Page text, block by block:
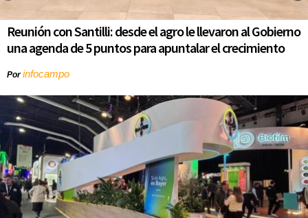
Reunión con Santilli: desde el agro le llevaron al Gobierno
una agenda de 5 puntos para apuntalar el crecimiento
Porinfocampo